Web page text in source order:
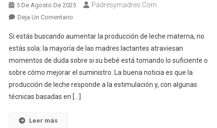
5 De Agosto De 2025 Padresymadres.com
Deja Un ComentarioEn
Completa
Para
Aumentar
La
Producción
De
Si estás buscando aumentar la producción de leche materna, no
estás sola: la mayoría de las madres lactantes atraviesan
momentos de duda sobre si su bebé está tomando lo suficiente o
sobre cómo mejorar el suministro. La buena noticia es que la
producción de leche responde a la estimulación y, con algunas
técnicas basadas en […]
Leer más